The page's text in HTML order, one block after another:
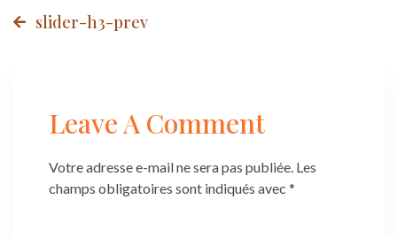
Post
slider-h3-prev
Leave A Comment
Votre adresse e-mail ne sera pas publiée. Les
champs obligatoires sont indiqués avec *